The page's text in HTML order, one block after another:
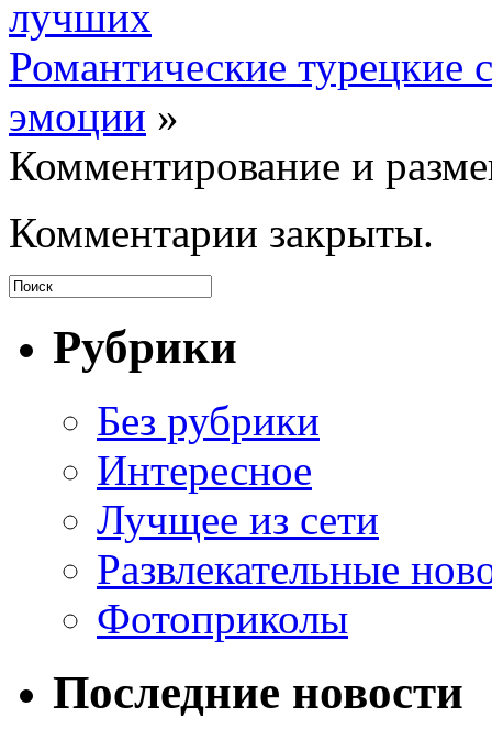
лучших
Романтические турецкие
эмоции »
Комментирование и
Комментарии закрыты.
Рубрики
Без рубрики
Интересное
Лучщее из сети
Развлекательные
Фотоприколы
Последние новости